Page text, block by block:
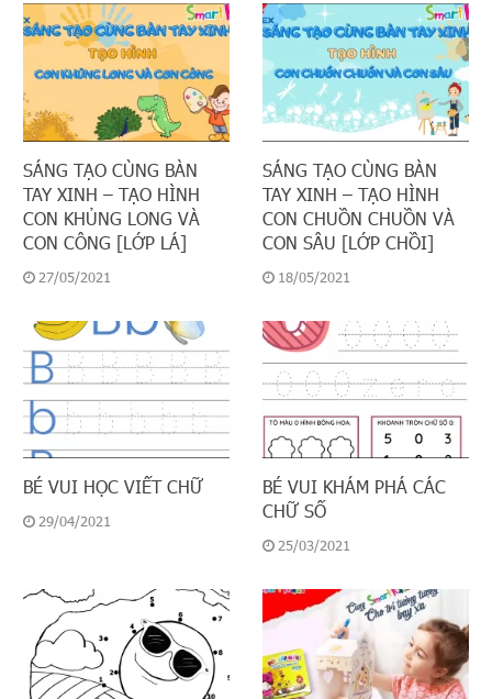
SÁNG TẠO CÙNG BÀN
TAY XINH – TẠO HÌNH
CON KHỦNG LONG VÀ
CON CÔNG [LỚP LÁ]
27/05/2021
SÁNG TẠO CÙNG BÀN
TAY XINH – TẠO HÌNH
CON CHUỒN CHUỒN VÀ
CON SÂU [LỚP CHỒI]
18/05/2021
BÉ VUI HỌC VIẾT CHỮ
29/04/2021
BÉ VUI KHÁM PHÁ CÁC
CHỮ SỐ
25/03/2021